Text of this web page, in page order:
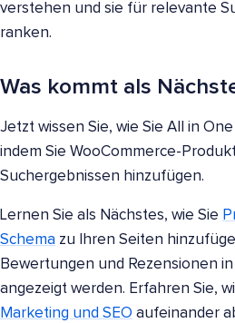
verstehen und sie für relevante
ranken.
Was kommt als
Jetzt wissen Sie, wie Sie All in
indem Sie WooCommerce-
Suchergebnissen hinzufügen.
Lernen Sie als Nächstes, wie Sie
Schema zu Ihren Seiten
Bewertungen und Rezensionen
angezeigt werden. Erfahren Sie,
Marketing und SEO aufeinander